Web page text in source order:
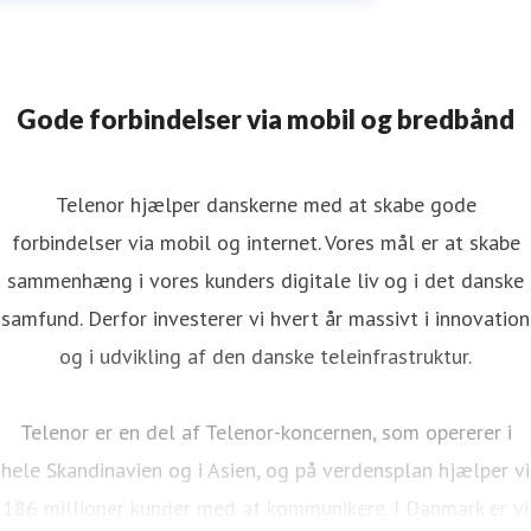
Gode forbindelser via mobil og bredbånd
Telenor hjælper danskerne med at skabe gode
forbindelser via mobil og internet. Vores mål er at skabe
sammenhæng i vores kunders digitale liv og i det danske
samfund. Derfor investerer vi hvert år massivt i innovation
og i udvikling af den danske teleinfrastruktur.
Telenor er en del af Telenor-koncernen, som opererer i
hele Skandinavien og i Asien, og på verdensplan hjælper vi
186 millioner kunder med at kommunikere. I Danmark er vi